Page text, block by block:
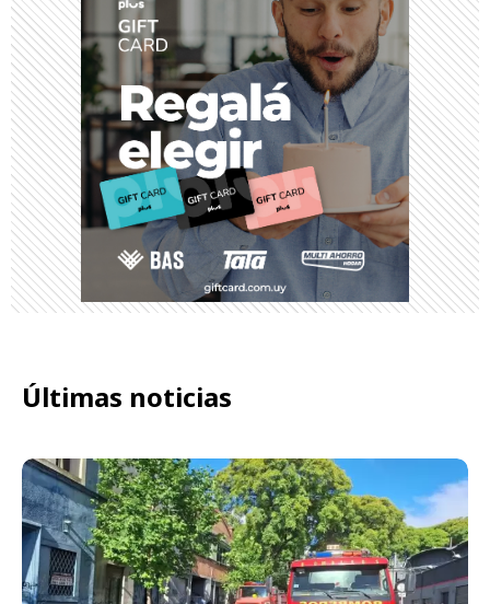
Últimas noticias